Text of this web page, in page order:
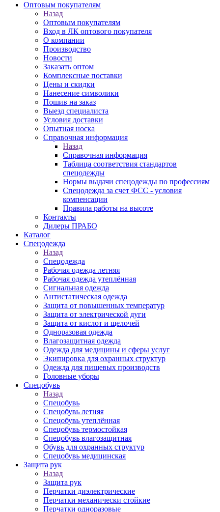
Оптовым покупателям
Назад
Оптовым покупателям
Вход в ЛК оптового покупателя
О компании
Производство
Новости
Заказать оптом
Комплексные поставки
Цены и скидки
Нанесение символики
Пошив на заказ
Выезд специалиста
Условия доставки
Опытная носка
Справочная информация
Назад
Справочная информация
Таблица соответствия стандартов
спецодежды
Нормы выдачи спецодежды по профессиям
Спецодежда за счет ФСС - условия
компенсации
Правила работы на высоте
Контакты
Дилеры ПРАБО
Каталог
Спецодежда
Назад
Спецодежда
Рабочая одежда летняя
Рабочая одежда утеплённая
Сигнальная одежда
Антистатическая одежда
Защита от повышенных температур
Защита от электрической дуги
Защита от кислот и щелочей
Одноразовая одежда
Влагозащитная одежда
Одежда для медицины и сферы услуг
Экипировка для охранных структур
Одежда для пищевых производств
Головные уборы
Спецобувь
Назад
Спецобувь
Спецобувь летняя
Спецобувь утеплённая
Спецобувь термостойкая
Спецобувь влагозащитная
Обувь для охранных структур
Спецобувь медицинская
Защита рук
Назад
Защита рук
Перчатки диэлектрические
Перчатки механически стойкие
Перчатки одноразовые